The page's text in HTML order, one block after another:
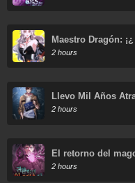
Maestro Dragón:
2 hours
Llevo Mil Años
2 hours
El retorno del
2 hours